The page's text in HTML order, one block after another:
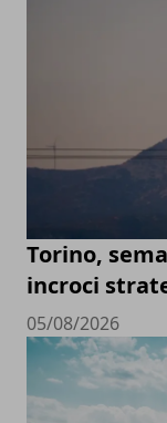
Torino,
incroci
05/08/2026